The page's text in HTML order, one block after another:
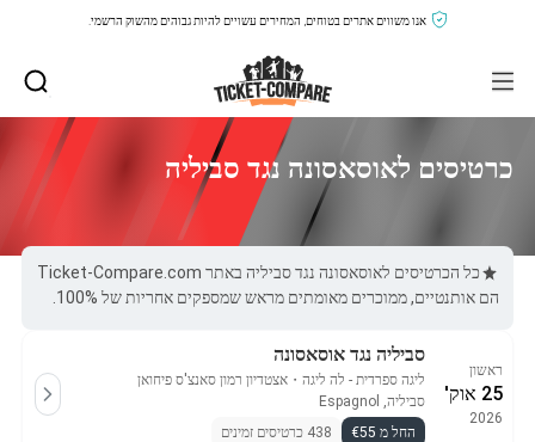
אנו משווים אתרים בטוחים, המחירים עשויים להיות גבוהים מהשוק הרשמי.
כרטיסים לאוסאסונה נגד סביליה
כל הכרטיסים לאוסאסונה נגד סביליה באתר Ticket-Compare.com
הם אותנטיים, ממוכרים מאומתים מראש שמספקים אחריות של 100%.
ראשון
25 אוק'
2026
סביליה נגד אוסאסונה
ליגה ספרדית - לה ליגה ・ אצטדיון רמון סאנצ'ס פיחואן
סביליה, Espagnol
החל מ €55
438 כרטיסים זמינים